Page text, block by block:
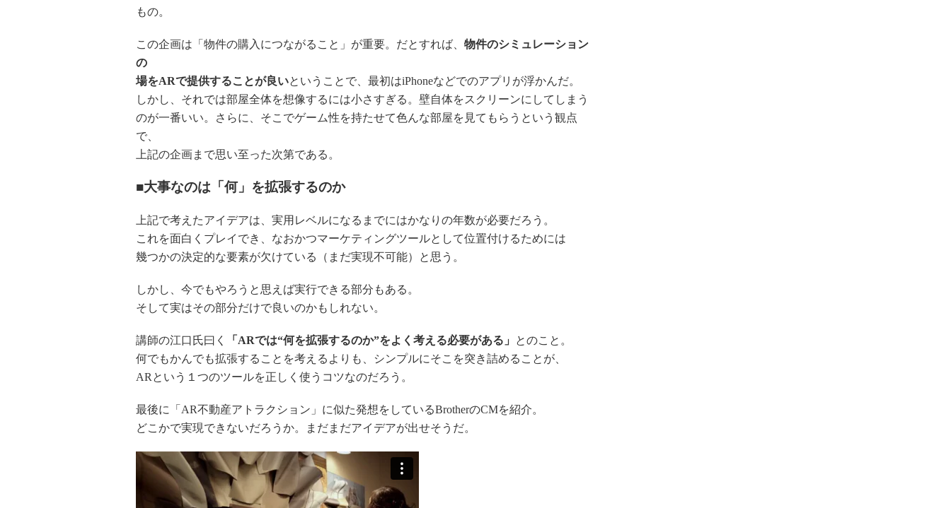
もの。
この企画は「物件の購入につながること」が重要。だとすれば、 物件のシミュレーション
の
場をARで提供することが良いということで、最初はiPhoneなどでのアプリが浮かんだ。
しかし、それでは部屋全体を想像するには小さすぎる。壁自体をスクリーンにしてしまう
のが一番いい。さらに、そこでゲーム性を持たせて色んな部屋を見てもらうという観点
で、
上記の企画まで思い至った次第である。
■大事なのは「何」を拡張するのか
上記で考えたアイデアは、実用レベルになるまでにはかなりの年数が必要だろう。
これを面白くプレイでき、なおかつマーケティングツールとして位置付けるためには
幾つかの決定的な要素が欠けている（まだ実現不可能）と思う。
しかし、今でもやろうと思えば実行できる部分もある。
そして実はその部分だけで良いのかもしれない。
講師の江口氏曰く 「ARでは“何を拡張するのか”をよく考える必要がある」
とのこと。
何でもかんでも拡張することを考えるよりも、シンプルにそこを突き詰めることが、
ARという１つのツールを正しく使うコツなのだろう。
最後に「AR不動産アトラクション」に似た発想をしているBrotherのCMを紹介。
どこかで実現できないだろうか。まだまだアイデアが出せそうだ。